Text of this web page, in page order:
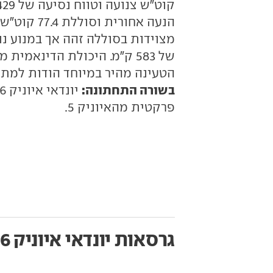
של 583 ק"מ. היכולת
הטעינה מהיר במיוחד הודות
בשורה התחתונה:
פרקטית מהאיוניק 5.
גרסאות יונדאי איוניק 6